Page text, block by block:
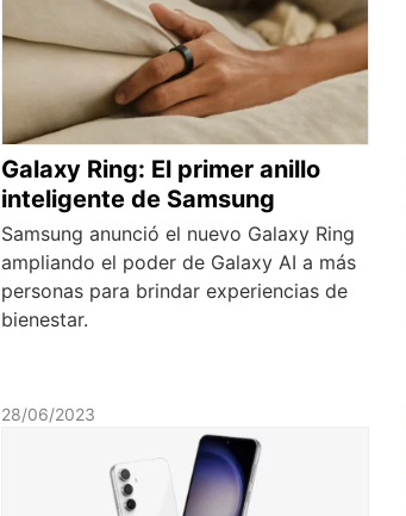
Galaxy Ring: El primer anillo
inteligente de Samsung
Samsung anunció el nuevo Galaxy Ring
ampliando el poder de Galaxy AI a más
personas para brindar experiencias de
bienestar.
28/06/2023